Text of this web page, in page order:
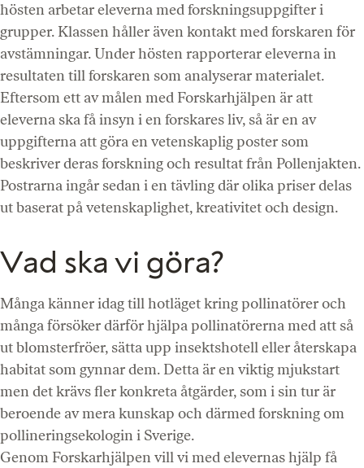
hösten arbetar eleverna med forskningsuppgifter i
grupper. Klassen håller även kontakt med forskaren för
avstämningar. Under hösten rapporterar eleverna in
resultaten till forskaren som analyserar materialet.
Eftersom ett av målen med Forskarhjälpen är att
eleverna ska få insyn i en forskares liv, så är en av
uppgifterna att göra en vetenskaplig poster som
beskriver deras forskning och resultat från Pollenjakten.
Postrarna ingår sedan i en tävling där olika priser delas
ut baserat på vetenskaplighet, kreativitet och design.
Vad ska vi göra?
Många känner idag till hotläget kring pollinatörer och
många försöker därför hjälpa pollinatörerna med att så
ut blomsterfröer, sätta upp insektshotell eller återskapa
habitat som gynnar dem. Detta är en viktig mjukstart
men det krävs fler konkreta åtgärder, som i sin tur är
beroende av mera kunskap och därmed forskning om
pollineringsekologin i Sverige.
Genom Forskarhjälpen vill vi med elevernas hjälp få